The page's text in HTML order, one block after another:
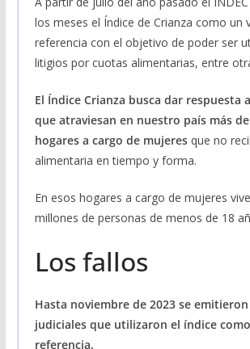
los meses el Índice de Crianza como un
referencia con el objetivo de poder ser
litigios por cuotas alimentarias, entre
El Índice Crianza busca dar respuesta
que atraviesan en nuestro país más
hogares a cargo de mujeres que no
alimentaria en tiempo y forma.
En esos hogares a cargo de mujeres
millones de personas de menos de 18
Los fallos
Hasta noviembre de 2023 se
judiciales que utilizaron el índice
referencia.